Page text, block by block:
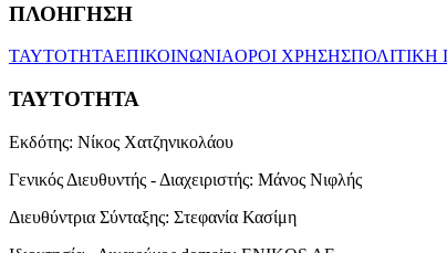
ΠΛΟΗΓΗΣΗ
ΤΑΥΤΟΤΗΤΑΕΠΙΚΟΙΝΩΝΙΑΟΡΟΙ ΧΡΗΣΗΣΠΟΛΙΤΙΚΗ
ΤΑΥΤΟΤΗΤΑ
Εκδότης: Νίκος Χατζηνικολάου
Γενικός Διευθυντής - Διαχειριστής: Μάνος Νιφλής
Διευθύντρια Σύνταξης: Στεφανία Κασίμη